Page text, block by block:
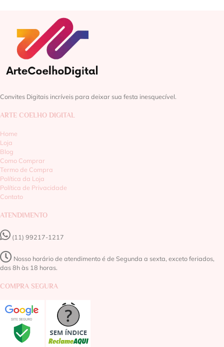
Convites Digitais incríveis para deixar sua festa inesquecível.
ARTE COELHO DIGITAL
Home
Loja
Blog
Como Comprar
Termo de Compra
Política da Loja
Política de Privacidade
Contato
ATENDIMENTO
(11) 99217-1217‬
Nosso horário de atendimento é de Segunda a sexta, exceto feriados,
das 8h às 18 horas.
COMPRA SEGURA